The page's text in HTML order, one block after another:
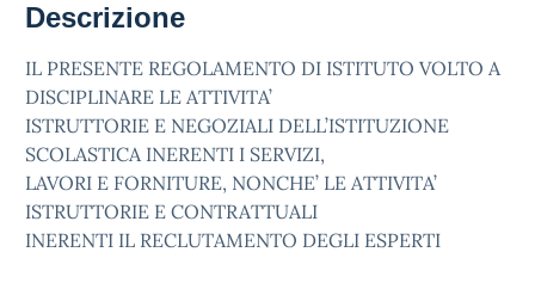
Descrizione
IL PRESENTE REGOLAMENTO DI ISTITUTO VOLTO A
DISCIPLINARE LE ATTIVITA’
ISTRUTTORIE E NEGOZIALI DELL’ISTITUZIONE
SCOLASTICA INERENTI I SERVIZI,
LAVORI E FORNITURE, NONCHE’ LE ATTIVITA’
ISTRUTTORIE E CONTRATTUALI
INERENTI IL RECLUTAMENTO DEGLI ESPERTI